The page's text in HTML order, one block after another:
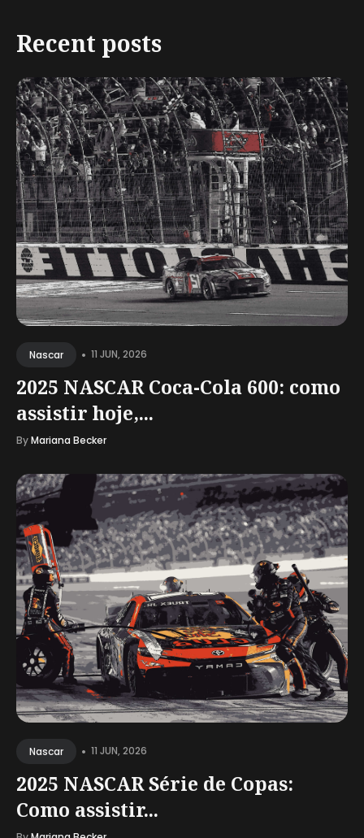
Recent posts
Nascar • 11 JUN, 2026
2025 NASCAR Coca-Cola 600: como
assistir hoje,...
ByMariana Becker
Nascar • 11 JUN, 2026
2025 NASCAR Série de Copas:
Como assistir...